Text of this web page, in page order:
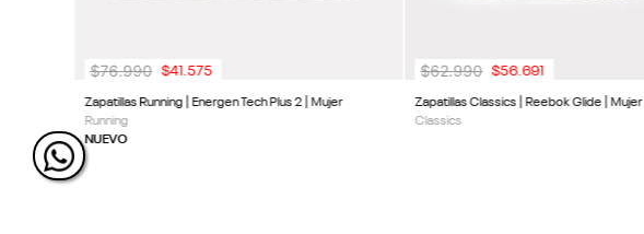
Zapatillas Running | Energen Tech Plus 2 | Mujer
Running
NUEVO
$76.990 $41.575
Zapatillas Classics | Reebok Glide | Mujer
Classics
$62.990 $56.691